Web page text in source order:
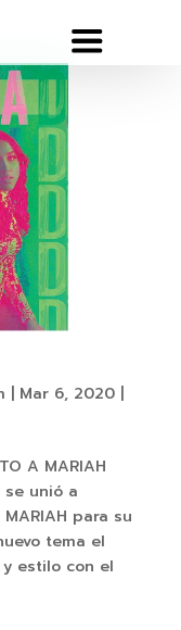
| Mar 6, 2020|
A MARIAH
se unió a
para su
tema el
estilo con el